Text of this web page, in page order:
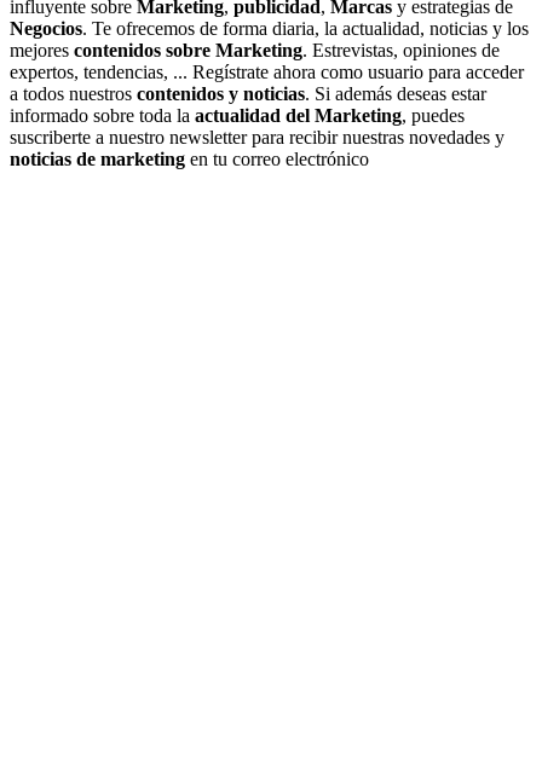
influyente sobre Marketing, publicidad , Marcas y estrategias de
Negocios. Te ofrecemos de forma diaria, la actualidad, noticias y los
mejores contenidos sobre Marketing. Estrevistas, opiniones de
expertos, tendencias, ... Regístrate ahora como usuario para acceder
a todos nuestros contenidos y noticias. Si además deseas estar
informado sobre toda la actualidad del Marketing, puedes
suscriberte a nuestro newsletter para recibir nuestras novedades y
noticias de marketing en tu correo electrónico